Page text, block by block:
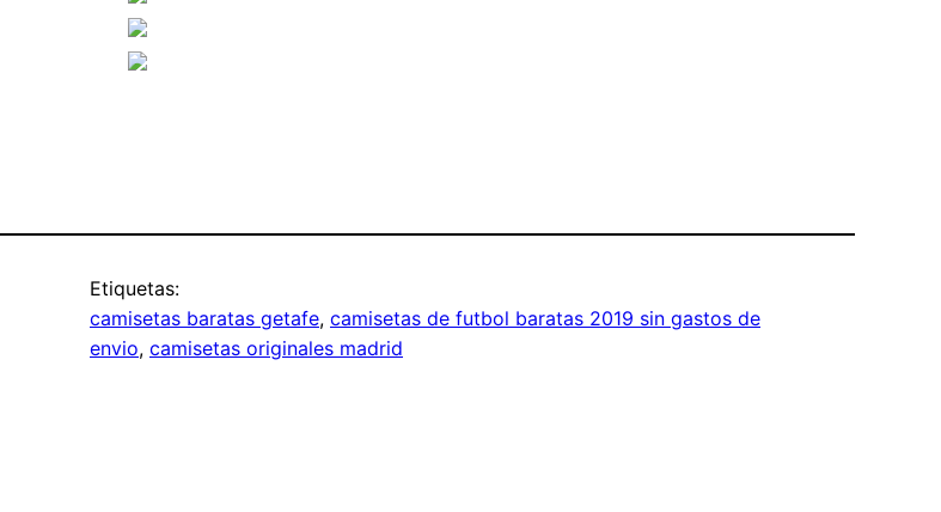
Etiquetas:
camisetas baratas getafe, camisetas de futbol baratas 2019 sin gastos de
envio, camisetas originales madrid